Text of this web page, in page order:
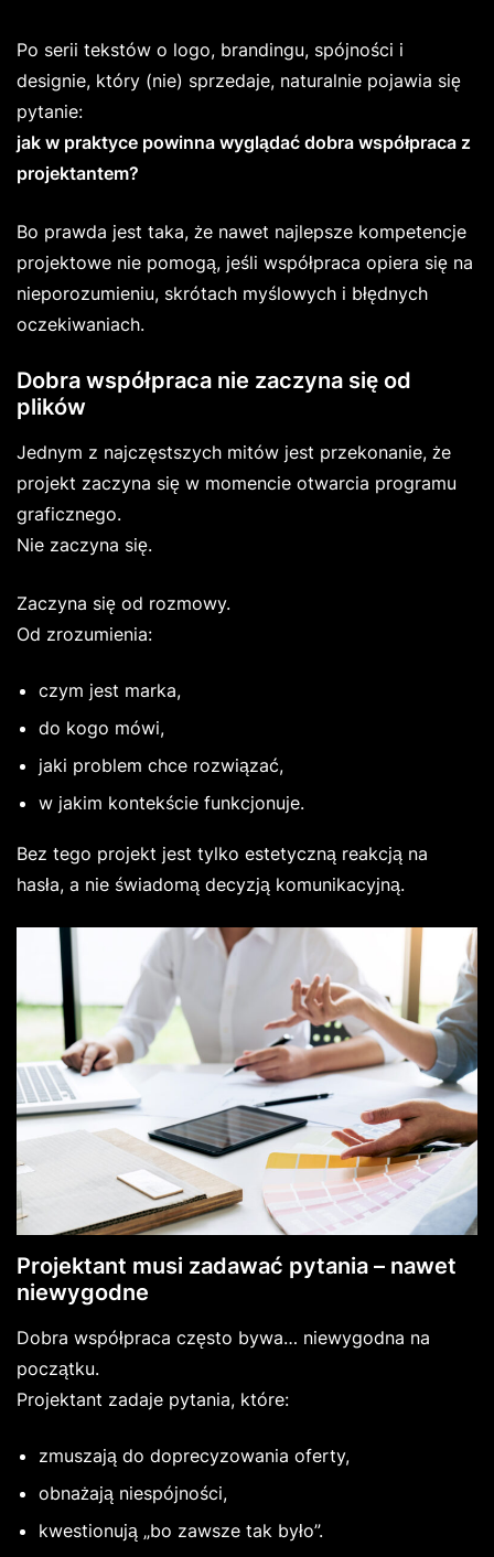
Po serii tekstów o logo, brandingu, spójności i
designie, który (nie) sprzedaje, naturalnie pojawia się
pytanie:
jak w praktyce powinna wyglądać dobra współpraca z
projektantem?
Bo prawda jest taka, że nawet najlepsze kompetencje
projektowe nie pomogą, jeśli współpraca opiera się na
nieporozumieniu, skrótach myślowych i błędnych
oczekiwaniach.
Dobra współpraca nie zaczyna się od
plików
Jednym z najczęstszych mitów jest przekonanie, że
projekt zaczyna się w momencie otwarcia programu
graficznego.
Nie zaczyna się.
Zaczyna się od rozmowy.
Od zrozumienia:
czym jest marka,
do kogo mówi,
jaki problem chce rozwiązać,
w jakim kontekście funkcjonuje.
Bez tego projekt jest tylko estetyczną reakcją na
hasła, a nie świadomą decyzją komunikacyjną.
Projektant musi zadawać pytania – nawet
niewygodne
Dobra współpraca często bywa… niewygodna na
początku.
Projektant zadaje pytania, które:
zmuszają do doprecyzowania oferty,
obnażają niespójności,
kwestionują „bo zawsze tak było”.